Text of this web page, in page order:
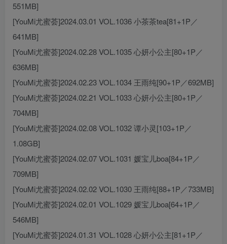
551MB]
[YouMi尤蜜荟]2024.03.01 VOL.1036 小茶茶tea[81+1P／
641MB]
[YouMi尤蜜荟]2024.02.28 VOL.1035 心妍小公主[80+1P／
636MB]
[YouMi尤蜜荟]2024.02.23 VOL.1034 王雨纯[90+1P／692MB]
[YouMi尤蜜荟]2024.02.21 VOL.1033 心妍小公主[80+1P／
704MB]
[YouMi尤蜜荟]2024.02.08 VOL.1032 谭小灵[103+1P／
1.08GB]
[YouMi尤蜜荟]2024.02.07 VOL.1031 媛宝儿boa[84+1P／
709MB]
[YouMi尤蜜荟]2024.02.02 VOL.1030 王雨纯[88+1P／733MB]
[YouMi尤蜜荟]2024.02.01 VOL.1029 媛宝儿boa[64+1P／
546MB]
[YouMi尤蜜荟]2024.01.31 VOL.1028 心妍小公主[81+1P／